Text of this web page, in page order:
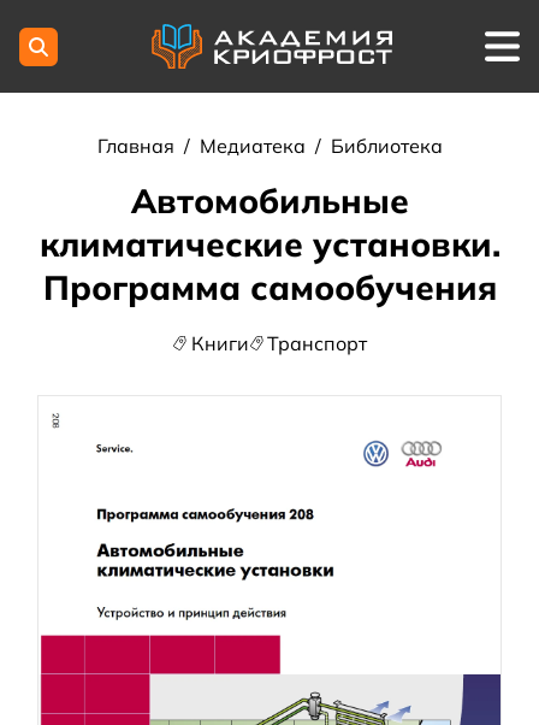
Главная / Медиатека / Библиотека
Автомобильные
климатические установки.
Программа самообучения
Книги Транспорт